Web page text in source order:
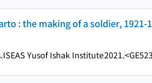
: the making of a soldier, 1921-
ISEAS Yusof Ishak Institute2021.